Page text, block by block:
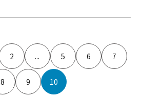
2 ... 5 6 7
8 9 10